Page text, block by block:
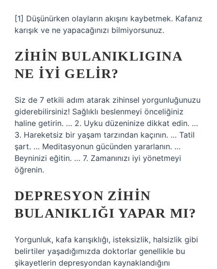
[1] Düşünürken olayların akışını kaybetmek. Kafanız
karışık ve ne yapacağınızı bilmiyorsunuz.
ZIHIN BULANIKLIGINA
NE IYI GELIR?
Siz de 7 etkili adım atarak zihinsel yorgunluğunuzu
giderebilirsiniz! Sağlıklı beslenmeyi önceliğiniz
haline getirin. … 2. Uyku düzeninize dikkat edin. …
3. Hareketsiz bir yaşam tarzından kaçının. … Tatil
şart. … Meditasyonun gücünden yararlanın. …
Beyninizi eğitin. … 7. Zamanınızı iyi yönetmeyi
öğrenin.
DEPRESYON ZIHIN
BULANIKLIĞI YAPAR MI?
Yorgunluk, kafa karışıklığı, isteksizlik, halsizlik gibi
belirtiler yaşadığımızda doktorlar genellikle bu
şikayetlerin depresyondan kaynaklandığını